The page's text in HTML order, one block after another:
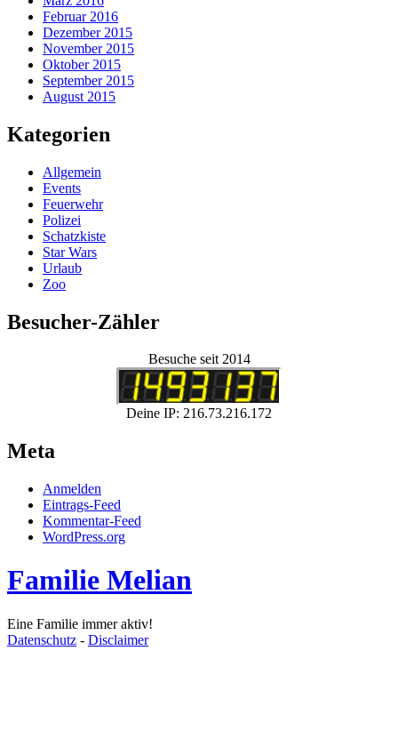
Februar 2016
Dezember 2015
November 2015
Oktober 2015
September 2015
August 2015
Kategorien
Allgemein
Events
Feuerwehr
Polizei
Schatzkiste
Star Wars
Urlaub
Zoo
Besucher-Zähler
Besuche seit 2014
Deine IP: 216.73.216.172
Meta
Anmelden
Eintrags-Feed
Kommentar-Feed
WordPress.org
Familie Melian
Eine Familie immer aktiv!
Datenschutz - Disclaimer